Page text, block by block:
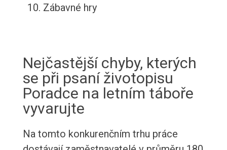
Zábavné hry
Nejčastější chyby, kterých
se při psaní životopisu
Poradce na letním táboře
vyvarujte
Na tomto konkurenčním trhu práce